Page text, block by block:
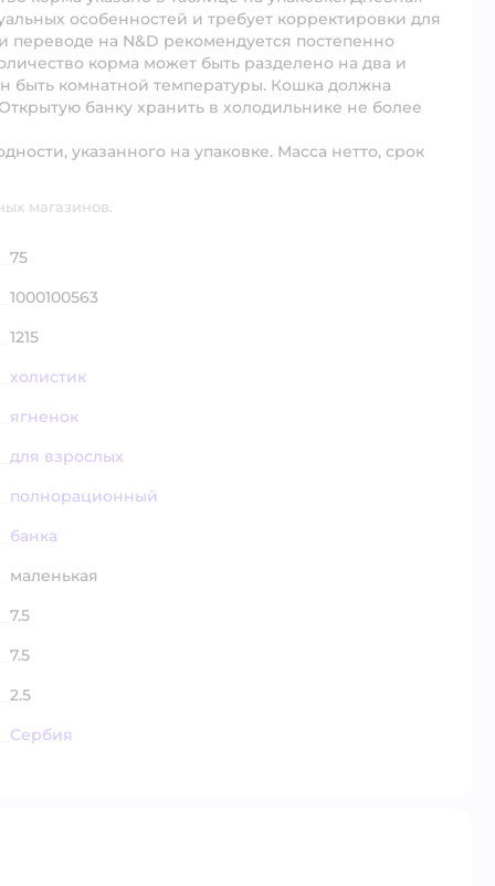
особенностей и требует корректировки для
на N&D рекомендуется постепенно
корма может быть разделено на два и
комнатной температуры. Кошка должна
банку хранить в холодильнике не более
указанного на упаковке. Масса нетто, срок
магазинов.
75
1000100563
1215
холистик
ягненок
для взрослых
полнорационный
банка
маленькая
7.5
7.5
2.5
Сербия